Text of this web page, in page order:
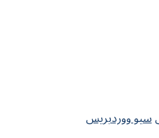
سيو ووردبريس